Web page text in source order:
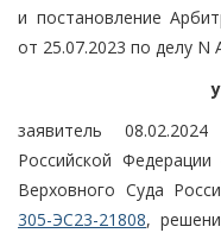
и постановление
от 25.07.2023 по делу N
заявитель
Российской
Верховного Суда
305-ЭС23-21808,